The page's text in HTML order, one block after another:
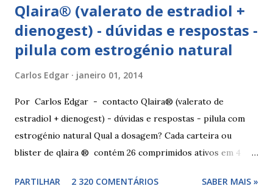
Qlaira® (valerato de estradiol +
dienogest) - dúvidas e respostas -
pilula com estrogénio natural
Carlos Edgar janeiro 01, 2014
Por Carlos Edgar - contacto Qlaira® (valerato de
estradiol + dienogest) - dúvidas e respostas - pilula com
estrogénio natural Qual a dosagem? Cada carteira ou
blister de qlaira ® contém 26 comprimidos ativos em 4
comprimidos inativos brancos na linha 4. Dosagem
PARTILHAR 2 320 COMENTÁRIOS SABER MAIS »